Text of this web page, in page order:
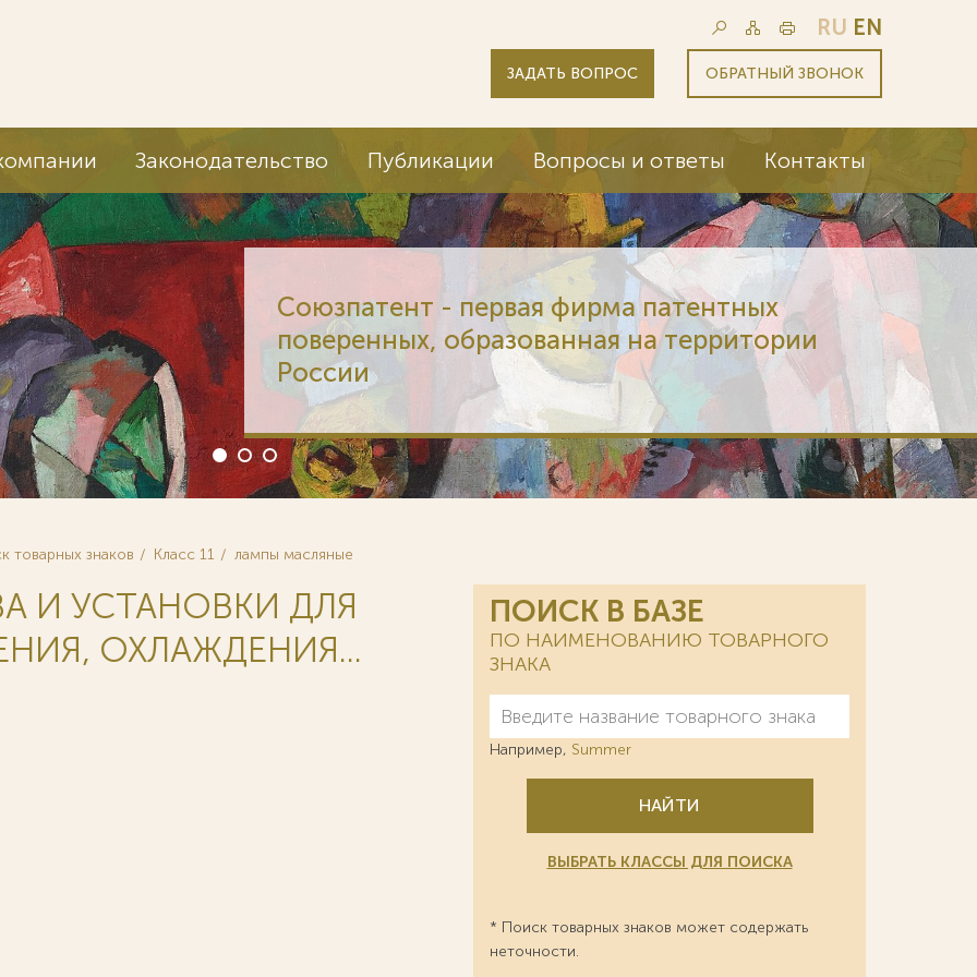
RU EN
ЗАДАТЬ ВОПРОС ОБРАТНЫЙ ЗВОНОК
Законодательство Публикации Вопросы и ответы Контакты
Союзпатент - первая фирма патентных
поверенных, образованная на территории
России
товарных знаков Класс 11 лампы масляные
И УСТАНОВКИ ДЛЯ
ОХЛАЖДЕНИЯ...
ПОИСК В БАЗЕ
ПО НАИМЕНОВАНИЮ ТОВАРНОГО
ЗНАКА
Например, Summer
НАЙТИ
ВЫБРАТЬ КЛАССЫ ДЛЯ ПОИСКА
* Поиск товарных знаков может содержать
неточности.